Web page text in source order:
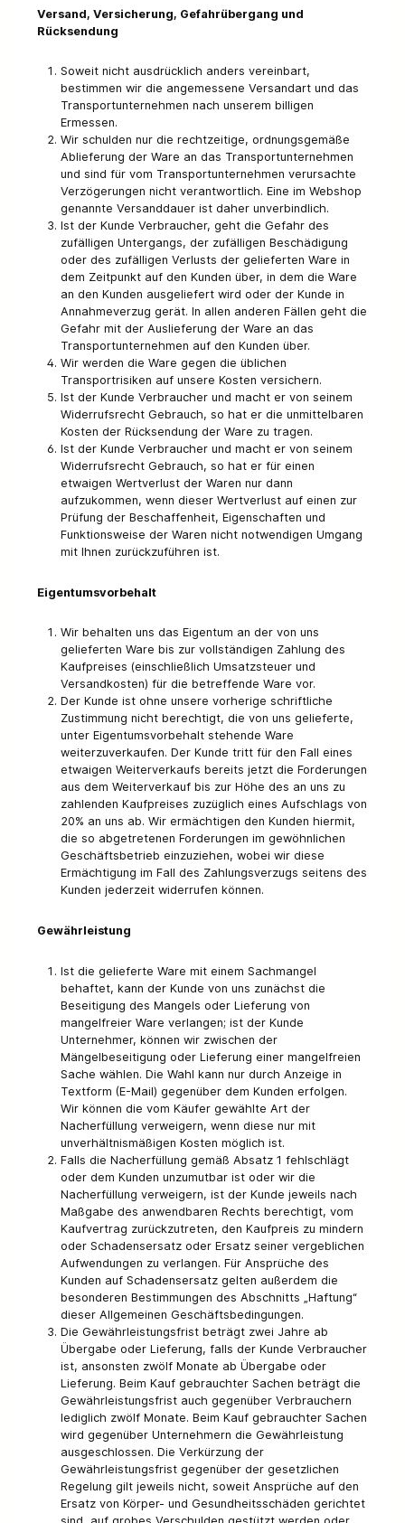
Versand, Versicherung, Gefahrübergang und
Rücksendung
Soweit nicht ausdrücklich anders vereinbart,
bestimmen wir die angemessene Versandart und das
Transportunternehmen nach unserem billigen
Ermessen.
Wir schulden nur die rechtzeitige, ordnungsgemäße
Ablieferung der Ware an das Transportunternehmen
und sind für vom Transportunternehmen verursachte
Verzögerungen nicht verantwortlich. Eine im Webshop
genannte Versanddauer ist daher unverbindlich.
Ist der Kunde Verbraucher, geht die Gefahr des
zufälligen Untergangs, der zufälligen Beschädigung
oder des zufälligen Verlusts der gelieferten Ware in
dem Zeitpunkt auf den Kunden über, in dem die Ware
an den Kunden ausgeliefert wird oder der Kunde in
Annahmeverzug gerät. In allen anderen Fällen geht die
Gefahr mit der Auslieferung der Ware an das
Transportunternehmen auf den Kunden über.
Wir werden die Ware gegen die üblichen
Transportrisiken auf unsere Kosten versichern.
Ist der Kunde Verbraucher und macht er von seinem
Widerrufsrecht Gebrauch, so hat er die unmittelbaren
Kosten der Rücksendung der Ware zu tragen.
Ist der Kunde Verbraucher und macht er von seinem
Widerrufsrecht Gebrauch, so hat er für einen
etwaigen Wertverlust der Waren nur dann
aufzukommen, wenn dieser Wertverlust auf einen zur
Prüfung der Beschaffenheit, Eigenschaften und
Funktionsweise der Waren nicht notwendigen Umgang
mit Ihnen zurückzuführen ist.
Eigentumsvorbehalt
Wir behalten uns das Eigentum an der von uns
gelieferten Ware bis zur vollständigen Zahlung des
Kaufpreises (einschließlich Umsatzsteuer und
Versandkosten) für die betreffende Ware vor.
Der Kunde ist ohne unsere vorherige schriftliche
Zustimmung nicht berechtigt, die von uns gelieferte,
unter Eigentumsvorbehalt stehende Ware
weiterzuverkaufen. Der Kunde tritt für den Fall eines
etwaigen Weiterverkaufs bereits jetzt die Forderungen
aus dem Weiterverkauf bis zur Höhe des an uns zu
zahlenden Kaufpreises zuzüglich eines Aufschlags von
20% an uns ab. Wir ermächtigen den Kunden hiermit,
die so abgetretenen Forderungen im gewöhnlichen
Geschäftsbetrieb einzuziehen, wobei wir diese
Ermächtigung im Fall des Zahlungsverzugs seitens des
Kunden jederzeit widerrufen können.
Gewährleistung
Ist die gelieferte Ware mit einem Sachmangel
behaftet, kann der Kunde von uns zunächst die
Beseitigung des Mangels oder Lieferung von
mangelfreier Ware verlangen; ist der Kunde
Unternehmer, können wir zwischen der
Mängelbeseitigung oder Lieferung einer mangelfreien
Sache wählen. Die Wahl kann nur durch Anzeige in
Textform (E-Mail) gegenüber dem Kunden erfolgen.
Wir können die vom Käufer gewählte Art der
Nacherfüllung verweigern, wenn diese nur mit
unverhältnismäßigen Kosten möglich ist.
Falls die Nacherfüllung gemäß Absatz 1 fehlschlägt
oder dem Kunden unzumutbar ist oder wir die
Nacherfüllung verweigern, ist der Kunde jeweils nach
Maßgabe des anwendbaren Rechts berechtigt, vom
Kaufvertrag zurückzutreten, den Kaufpreis zu mindern
oder Schadensersatz oder Ersatz seiner vergeblichen
Aufwendungen zu verlangen. Für Ansprüche des
Kunden auf Schadensersatz gelten außerdem die
besonderen Bestimmungen des Abschnitts „Haftung“
dieser Allgemeinen Geschäftsbedingungen.
Die Gewährleistungsfrist beträgt zwei Jahre ab
Übergabe oder Lieferung, falls der Kunde Verbraucher
ist, ansonsten zwölf Monate ab Übergabe oder
Lieferung. Beim Kauf gebrauchter Sachen beträgt die
Gewährleistungsfrist auch gegenüber Verbrauchern
lediglich zwölf Monate. Beim Kauf gebrauchter Sachen
wird gegenüber Unternehmern die Gewährleistung
ausgeschlossen. Die Verkürzung der
Gewährleistungsfrist gegenüber der gesetzlichen
Regelung gilt jeweils nicht, soweit Ansprüche auf den
Ersatz von Körper- und Gesundheitsschäden gerichtet